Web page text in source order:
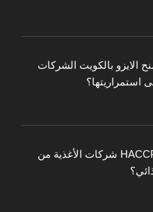
الايزو بالكويت الشركات
استمراريتها؟
كيف يحمي نظام HACCP شركات الأغذية من